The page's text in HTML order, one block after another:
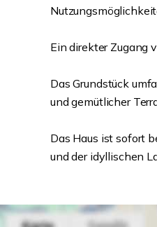
Ein direkter Zugang
Das Grundstück
und gemütlicher
Das Haus ist sofort
und der idyllischen